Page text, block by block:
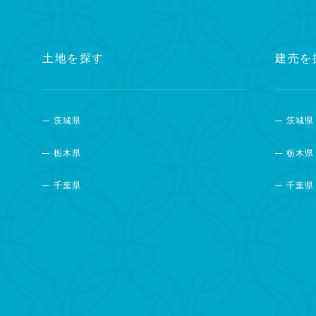
土地を探す
茨城県
栃木県
千葉県
建売を
茨城県
栃木県
千葉県